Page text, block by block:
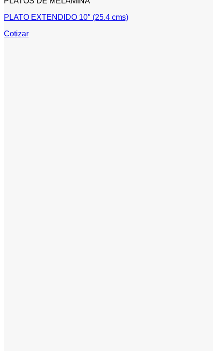
PLATO EXTENDIDO 10″ (25.4 cms)
Cotizar